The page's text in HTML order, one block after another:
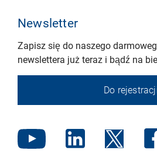
Newsletter
Zapisz się do naszego
newslettera już teraz i bądź na
Do